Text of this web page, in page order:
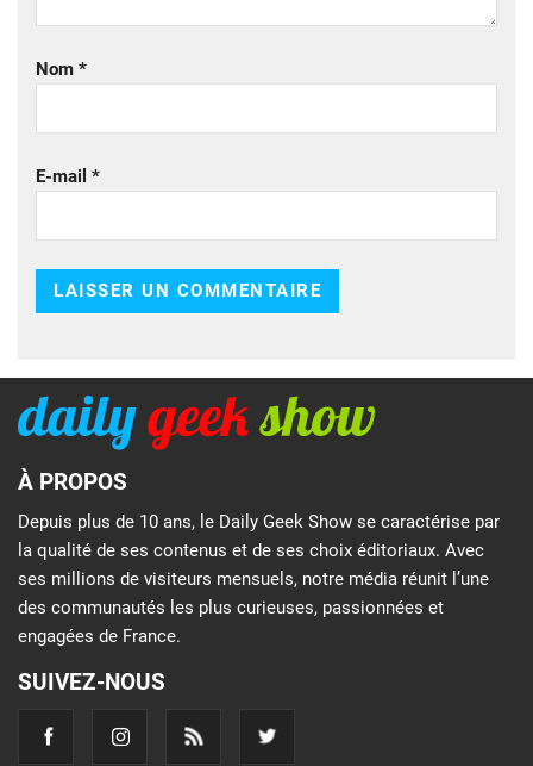
Nom *
E-mail *
À PROPOS
Depuis plus de 10 ans, le Daily Geek Show se caractérise par
la qualité de ses contenus et de ses choix éditoriaux. Avec
ses millions de visiteurs mensuels, notre média réunit l’une
des communautés les plus curieuses, passionnées et
engagées de France.
SUIVEZ-NOUS